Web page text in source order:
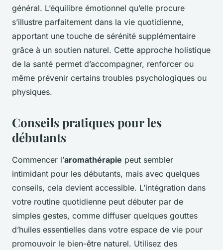
général. L’équilibre émotionnel qu’elle procure
s’illustre parfaitement dans la vie quotidienne,
apportant une touche de sérénité supplémentaire
grâce à un soutien naturel. Cette approche holistique
de la santé permet d’accompagner, renforcer ou
même prévenir certains troubles psychologiques ou
physiques.
Conseils pratiques pour les
débutants
Commencer l’aromathérapie peut sembler
intimidant pour les débutants, mais avec quelques
conseils, cela devient accessible. L’intégration dans
votre routine quotidienne peut débuter par de
simples gestes, comme diffuser quelques gouttes
d’huiles essentielles dans votre espace de vie pour
promouvoir le bien-être naturel. Utilisez des